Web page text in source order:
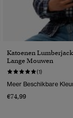
Katoenen
Lange Mouwen
(1)
Meer Beschikbare
€74,99